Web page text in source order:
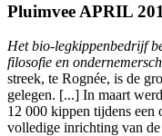
Pluimvee APRIL
Het bio-legkippenbedrijf
filosofie en
streek, te Rognée, is de
gelegen. [...] In maart
12 000 kippen tijdens een
volledige inrichting van